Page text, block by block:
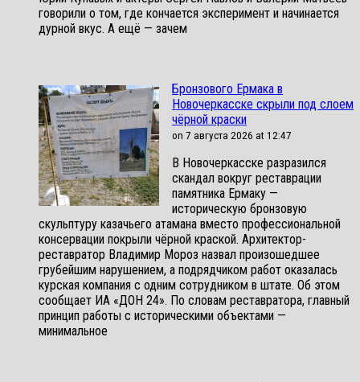
говорили о том, где кончается эксперимент и начинается
дурной вкус. А ещё — зачем
Бронзового Ермака в
Новочеркасске скрыли под слоем
чёрной краски
on 7 августа 2026 at 12:47
В Новочеркасске разразился
скандал вокруг реставрации
памятника Ермаку —
историческую бронзовую
скульптуру казачьего атамана вместо профессиональной
консервации покрыли чёрной краской. Архитектор-
реставратор Владимир Мороз назвал произошедшее
грубейшим нарушением, а подрядчиком работ оказалась
курская компания с одним сотрудником в штате. Об этом
сообщает ИА «ДОН 24». По словам реставратора, главный
принцип работы с историческими объектами —
минимальное